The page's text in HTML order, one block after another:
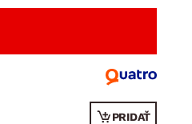
PRIDAŤ